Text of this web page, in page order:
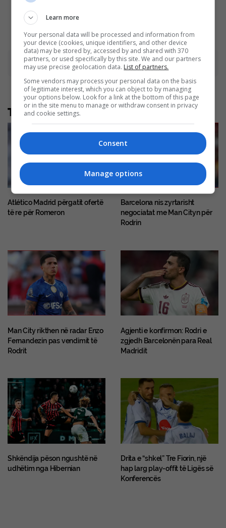
Advertisement
Të tjera nga rubrika
Atlético Madrid përgatit ofertë
të re për Romeron
Barcelona nis zyrtarisht
negociatat me Man Cityn për
Rodrin
Man City rikthen në radar Enzo
Fernandezin pas vendimit të
Rodrit
Agjenti e konfirmon: Rodri e
zgjedh Barcelonën para Real
Madridit
Shkëndija pëson ngushtë në
udhëtim nga Hibernian
Drita e “shkel” Tre Fiorin, një
hap larg play-offit të Ligës së
Konferencës
Learn more
Your personal data will be processed and information from
your device (cookies, unique identifiers, and other device
data) may be stored by, accessed by and shared with 370
partners, or used specifically by this site. We and our partners
may use precise geolocation data. List of partners.
Some vendors may process your personal data on the basis
of legitimate interest, which you can object to by managing
your options below. Look for a link at the bottom of this page
or in the site menu to manage or withdraw consent in privacy
and cookie settings.
Consent
Manage options